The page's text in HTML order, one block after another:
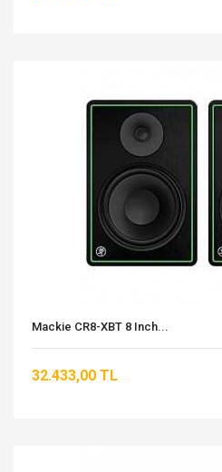
Mackie CR8-XBT 8 Inch...
32.433,00 TL